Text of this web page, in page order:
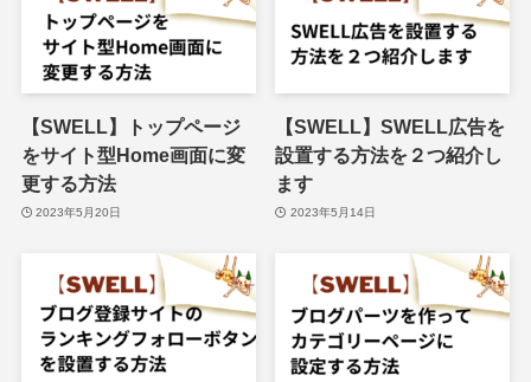
【SWELL】トップページ
をサイト型Home画面に変
更する方法
2023年5月20日
【SWELL】SWELL広告を
設置する方法を２つ紹介し
ます
2023年5月14日